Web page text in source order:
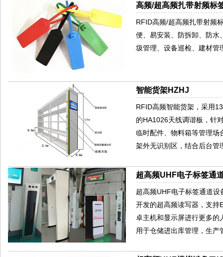
高频/超高频扎带射频标
RFID高频/超高频扎带射频
便、易安装、防拆卸、防水
圾管理、设备巡检、建材管
智能货架HZHJ
RFID高频智能货架，采用
的HA1026天线调谐板，针
临时配件、物料箱等管理场
架外无识别区，结合后台管
超高频UHF电子标签通
超高频UHF电子标签通道
开发的超高频读写器，支
卓主机和显示屏进行更多的
用于仓储进出库管理，生